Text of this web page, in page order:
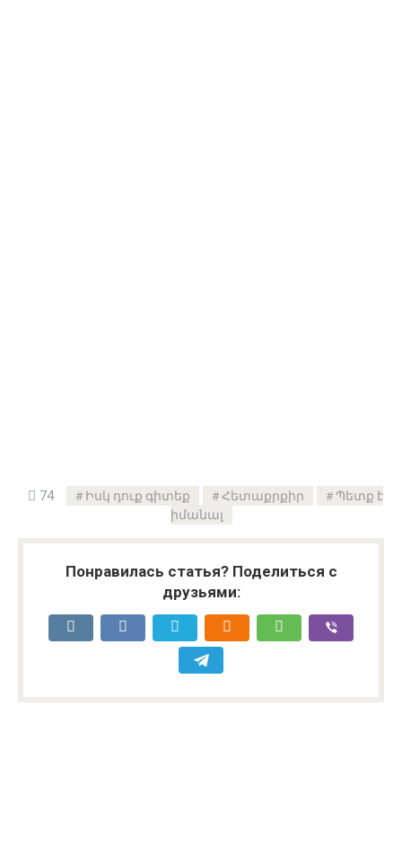
74 Իսկ դուք գիտեք Հետաքրքիր
Պետք է
իմանալ
Понравилась статья? Поделиться с
друзьями: